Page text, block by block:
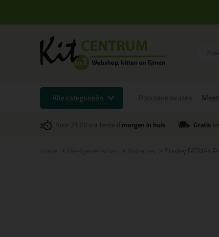
Alle categorieën
Voor 21:00 uur besteldmorgen in huis Gratis
Stanley FATMAX